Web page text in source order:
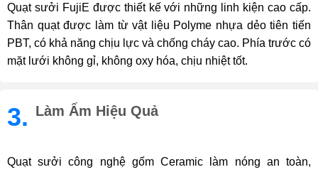
Quạt sưởi FujiE được thiết kế với những linh kiện cao cấp.
Thân quạt được làm từ vật liệu Polyme nhựa dẻo tiên tiến
PBT, có khả năng chịu lực và chống cháy cao. Phía trước có
mặt lưới không gỉ, không oxy hóa, chịu nhiệt tốt.
3. Làm Ấm Hiệu Quả
Quạt sưởi công nghệ gốm Ceramic làm nóng an toàn,